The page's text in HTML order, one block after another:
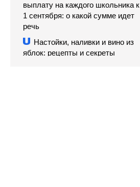
выплату на каждого школьника к
1 сентября: о какой сумме идет
речь
Настойки, наливки и вино из
яблок: рецепты и секреты